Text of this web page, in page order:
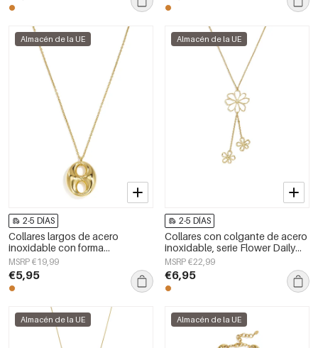
Almacén de la UE
2-5 DÍAS
Collares largos de acero
inoxidable con forma
geométrica, sencillos, de la
serie Daily Simple, joyería para
mujer.
MSRP €19,99
€5,95
Almacén de la UE
2-5 DÍAS
Collares con colgante de acero
inoxidable, serie Flower Daily
Simple, joyería para mujer
MSRP €22,99
€6,95
Almacén de la UE Almacén de la UE